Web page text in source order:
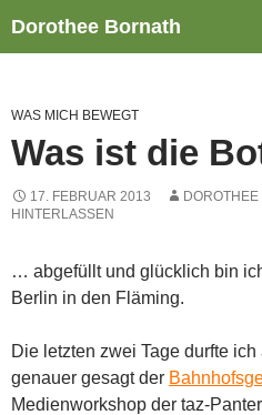
Inhalt
Dorothee Bornath
WAS MICH BEWEGT
Was ist die
17. FEBRUAR 2013 DOROTHEE
HINTERLASSEN
… abgefüllt und glücklich bin
Berlin in den Fläming.
Die letzten zwei Tage durfte ich
genauer gesagt der
Medienworkshop der taz-